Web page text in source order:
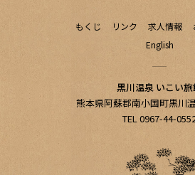
もくじ リンク 求人情報
English
黒川温泉 いこい
熊本県阿蘇郡南小国町黒川
TEL 0967-44-